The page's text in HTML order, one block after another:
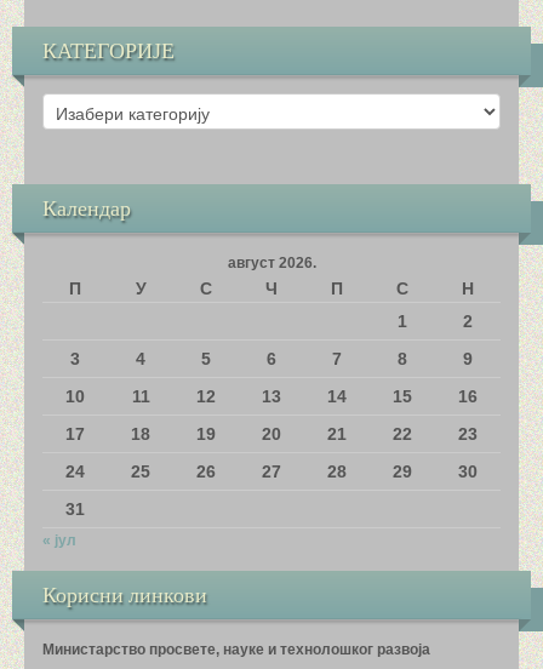
УПРАВА ШКОЛЕ
ЗДРАВЉЕ
О ШКОЛИ
ШАМПИОНИ МОЈЕ ШКОЛЕ
МАТЕМАТИЧКИ КАМП
КАТЕГОРИЈЕ
КАТЕГОРИЈЕ
Календар
август 2026.
П У С Ч П С
Н
1
2
3
4 5 6 7 8
9
10
11 12 13 14 15
16
17
18 19 20 21 22
23
24
25 26 27 28 29
30
31
« јул
Корисни линкови
Министарство просвете, науке и технолошког развоја